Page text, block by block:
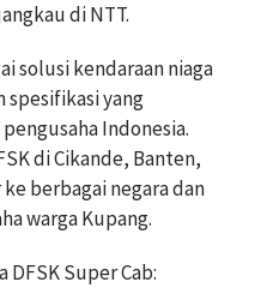
di NTT.
solusi kendaraan niaga
yang
Indonesia.
di Cikande, Banten,
berbagai negara dan
warga Kupang.
Super Cab: